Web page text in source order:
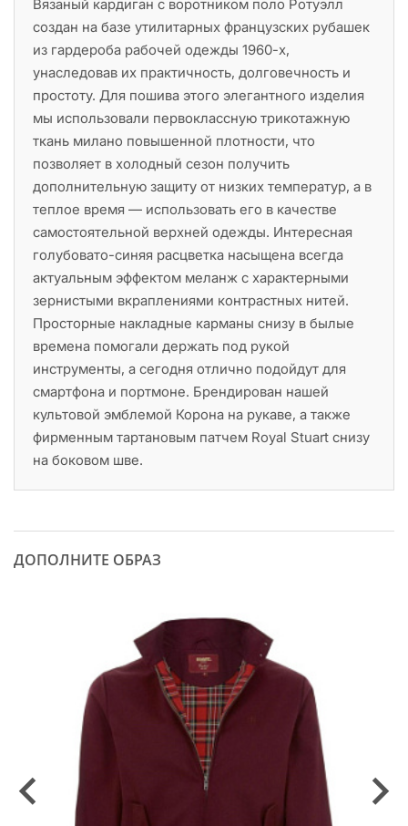
Вязаный кардиган с воротником поло Ротуэлл
создан на базе утилитарных французских рубашек
из гардероба рабочей одежды 1960-х,
унаследовав их практичность, долговечность и
простоту. Для пошива этого элегантного изделия
мы использовали первоклассную трикотажную
ткань милано повышенной плотности, что
позволяет в холодный сезон получить
дополнительную защиту от низких температур, а в
теплое время — использовать его в качестве
самостоятельной верхней одежды. Интересная
голубовато-синяя расцветка насыщена всегда
актуальным эффектом меланж с характерными
зернистыми вкраплениями контрастных нитей.
Просторные накладные карманы снизу в былые
времена помогали держать под рукой
инструменты, а сегодня отлично подойдут для
смартфона и портмоне. Брендирован нашей
культовой эмблемой Корона на рукаве, а также
фирменным тартановым патчем Royal Stuart снизу
на боковом шве.
ДОПОЛНИТЕ ОБРАЗ